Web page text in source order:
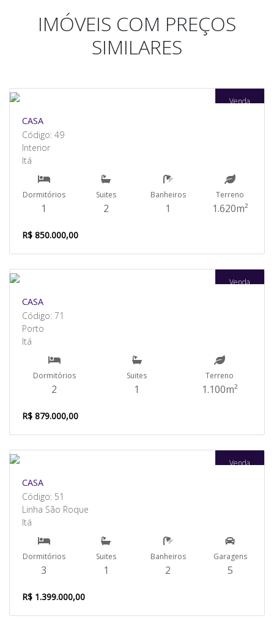
IMÓVEIS COM PREÇOS
SIMILARES
Venda
CASA
Código: 49
Interior
Itá
Dormitórios
1
Suites
2
Banheiros
1
Terreno
1.620m²
R$ 850.000,00
Venda
CASA
Código: 71
Porto
Itá
Dormitórios
2
Suites
1
Terreno
1.100m²
R$ 879.000,00
Venda
CASA
Código: 51
Linha São Roque
Itá
Dormitórios
3
Suites
1
Banheiros
2
Garagens
5
R$ 1.399.000,00